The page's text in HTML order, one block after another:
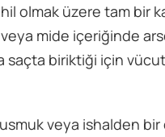
olmak üzere tam
mide içeriğinde
saçta biriktiği için
veya ishalden bir